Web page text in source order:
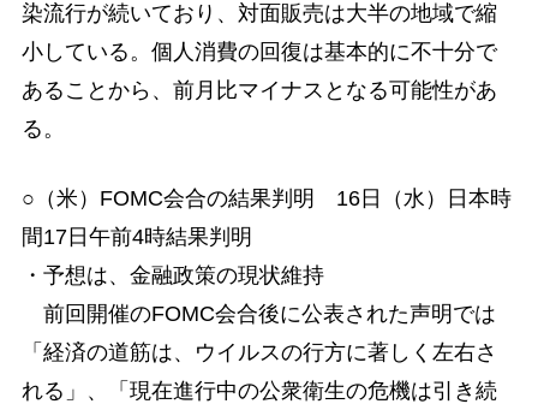
染流行が続いており、対面販売は大半の地域で縮
小している。個人消費の回復は基本的に不十分で
あることから、前月比マイナスとなる可能性があ
る。
○（米）FOMC会合の結果判明 16日（水）日本時
間17日午前4時結果判明
・予想は、金融政策の現状維持
前回開催のFOMC会合後に公表された声明では
「経済の道筋は、ウイルスの行方に著しく左右さ
れる」、「現在進行中の公衆衛生の危機は引き続